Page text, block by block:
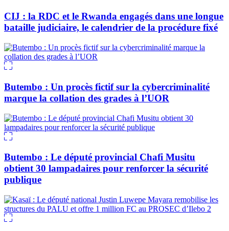
CIJ : la RDC et le Rwanda engagés dans une longue
bataille judiciaire, le calendrier de la procédure fixé
Butembo : Un procès fictif sur la cybercriminalité
marque la collation des grades à l’UOR
Butembo : Le député provincial Chafi Musitu
obtient 30 lampadaires pour renforcer la sécurité
publique